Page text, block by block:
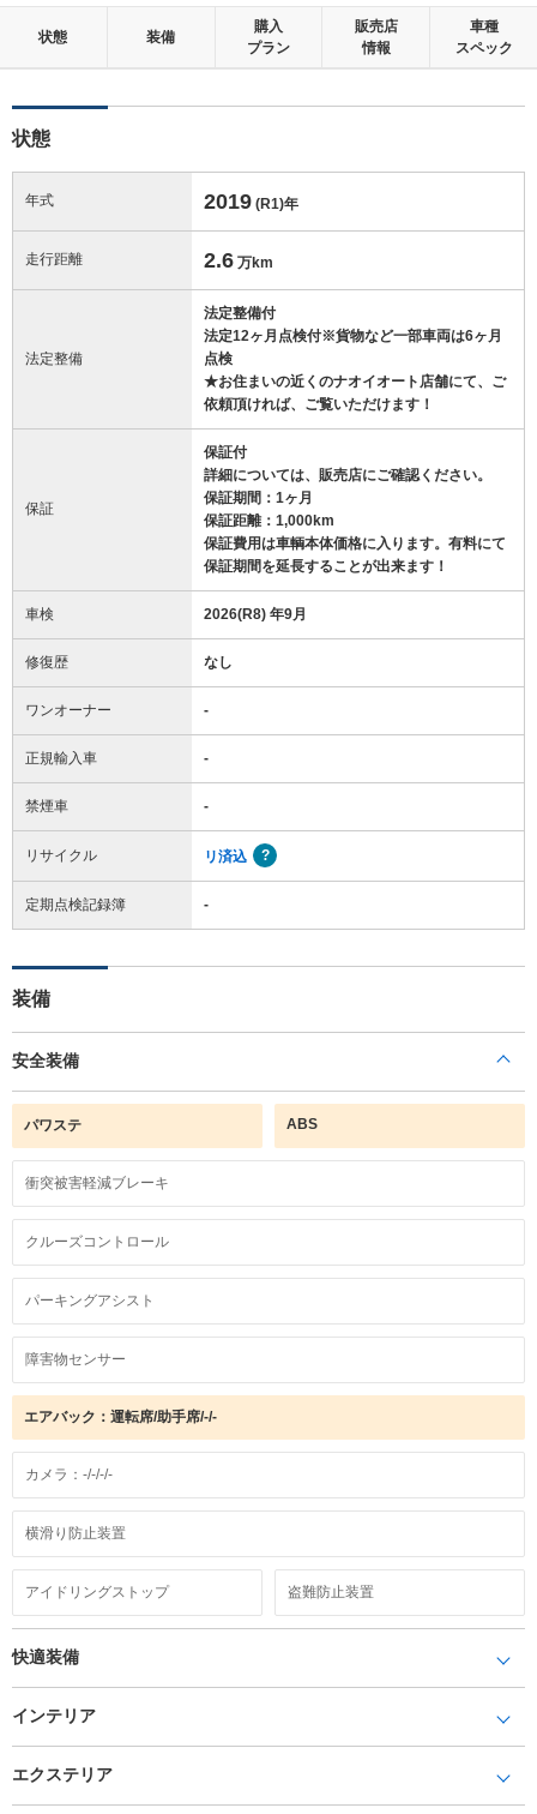
状態 装備
購入
プラン
販売店
情報
車種
スペック
状態
年式 2019 (R1)年
走行距離 2.6 万km
法定整備
法定整備付
法定12ヶ月点検付※貨物など一部車両は6ヶ月
点検
★お住まいの近くのナオイオート店舗にて、ご
依頼頂ければ、ご覧いただけます！
保証
保証付
詳細については、販売店にご確認ください。
保証期間：1ヶ月
保証距離：1,000km
保証費用は車輌本体価格に入ります。有料にて
保証期間を延長することが出来ます！
車検 2026(R8) 年9月
修復歴 なし
ワンオーナー -
正規輸入車 -
禁煙車 -
リサイクル リ済込
定期点検記録簿 -
装備
安全装備
パワステ ABS
衝突被害軽減ブレーキ
クルーズコントロール
パーキングアシスト
障害物センサー
エアバック：運転席/助手席/-/-
カメラ：-/-/-/-
横滑り防止装置
アイドリングストップ 盗難防止装置
快適装備
インテリア
エクステリア